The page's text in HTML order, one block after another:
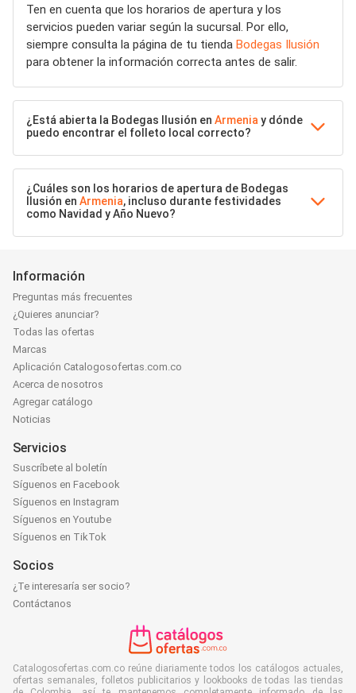
Ten en cuenta que los horarios de apertura y los
servicios pueden variar según la sucursal. Por ello,
siempre consulta la página de tu tienda Bodegas Ilusión
para obtener la información correcta antes de salir.
¿Está abierta la Bodegas Ilusión en Armenia y dónde
puedo encontrar el folleto local correcto?
¿Cuáles son los horarios de apertura de Bodegas
Ilusión en Armenia, incluso durante festividades
como Navidad y Año Nuevo?
Información
Preguntas más frecuentes
¿Quieres anunciar?
Todas las ofertas
Marcas
Aplicación Catalogosofertas.com.co
Acerca de nosotros
Agregar catálogo
Noticias
Servicios
Suscríbete al boletín
Síguenos en Facebook
Síguenos en Instagram
Síguenos en Youtube
Síguenos en TikTok
Socios
¿Te interesaría ser socio?
Contáctanos
Catalogosofertas.com.co reúne diariamente todos los catálogos actuales,
ofertas semanales, folletos publicitarios y lookbooks de todas las tiendas